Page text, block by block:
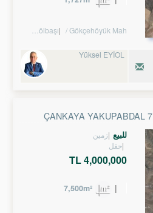
/ Gökçehöyük Mah.
Yüksel EYİOL
ÇANKAYA YAKUPABDAL
للبيع زمین
حقل
4,000,000 TL